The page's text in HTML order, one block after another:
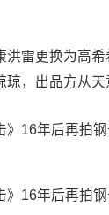
洪雷更换为高
琼，出品方从天